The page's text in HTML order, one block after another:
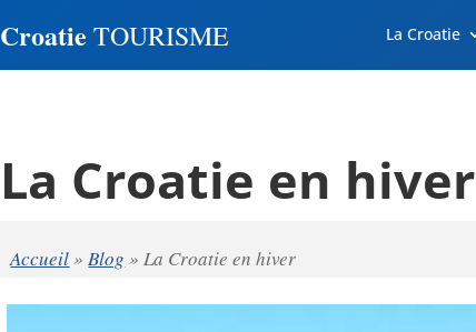
Croatie TOURISME La Croatie
La Croatie en hiver
Accueil»Blog »La Croatie en hiver